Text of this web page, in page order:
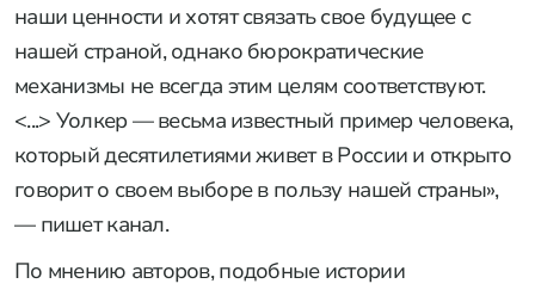
наши ценности и хотят связать свое будущее с
нашей страной, однако бюрократические
механизмы не всегда этим целям соответствуют.
<...> Уолкер — весьма известный пример человека,
который десятилетиями живет в России и открыто
говорит о своем выборе в пользу нашей страны»,
— пишет канал.
По мнению авторов, подобные истории